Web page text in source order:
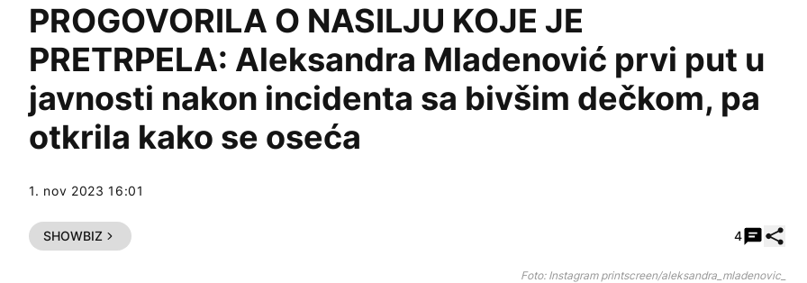
PROGOVORILA O NASILJU KOJE JE
PRETRPELA: Aleksandra Mladenović prvi put u
javnosti nakon incidenta sa bivšim dečkom, pa
otkrila kako se oseća
1. nov 2023 16:01
SHOWBIZ 4
Foto: Instagram printscreen/aleksandra_mladenovic_